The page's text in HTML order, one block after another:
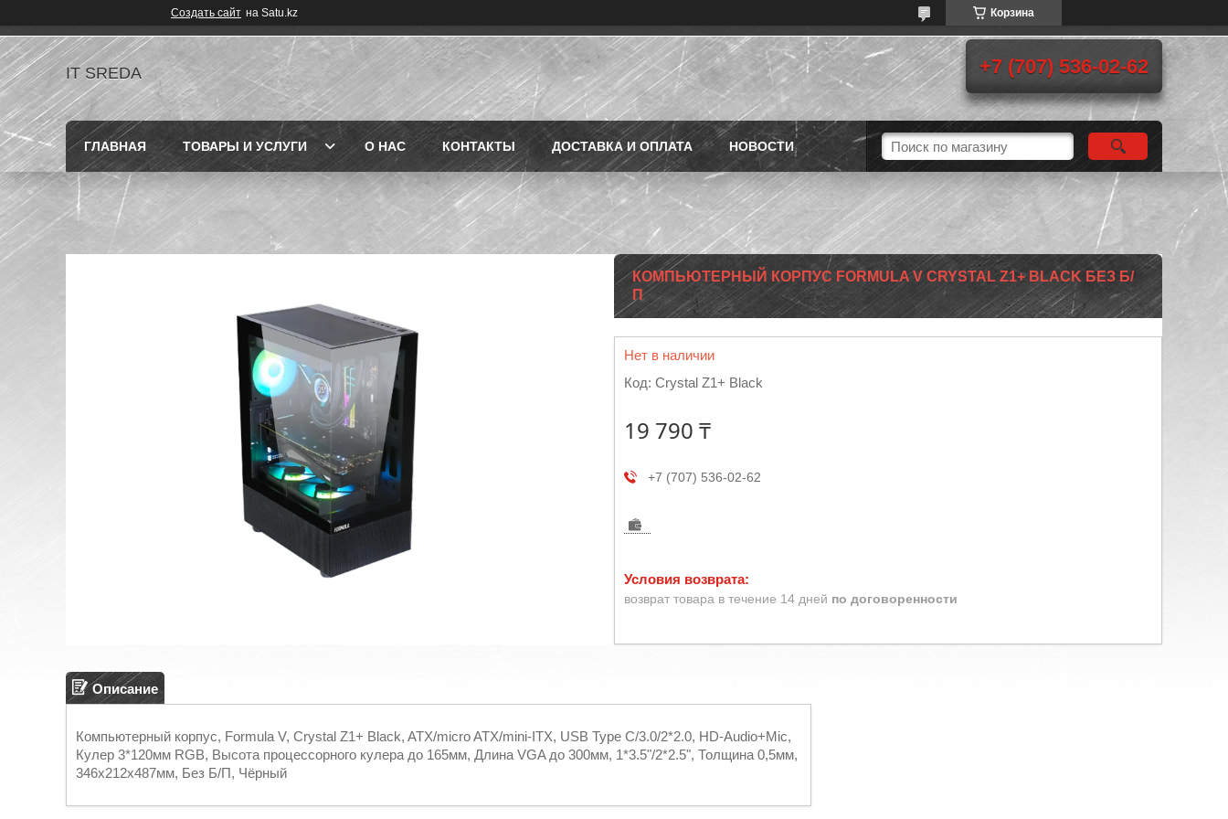
Создать сайт на Satu.kz Корзина
IT SREDA +7 (707) 536-02-62
ГЛАВНАЯ ТОВАРЫ И УСЛУГИ О НАС КОНТАКТЫ ДОСТАВКА И ОПЛАТА НОВОСТИ
КОМПЬЮТЕРНЫЙ КОРПУС FORMULA V CRYSTAL Z1+ BLACK БЕЗ Б/
П
Нет в наличии
Код: Crystal Z1+ Black
19 790 ₸
+7 (707) 536-02-62
возврат товара в течение 14 дней по договоренности
Описание
Компьютерный корпус, Formula V, Crystal Z1+ Black, ATX/micro ATX/mini-ITX, USB Type C/3.0/2*2.0, HD-Audio+Mic,
Кулер 3*120мм RGB, Высота процессорного кулера до 165мм, Длина VGA до 300мм, 1*3.5"/2*2.5", Толщина 0,5мм,
346x212x487мм, Без Б/П, Чёрный